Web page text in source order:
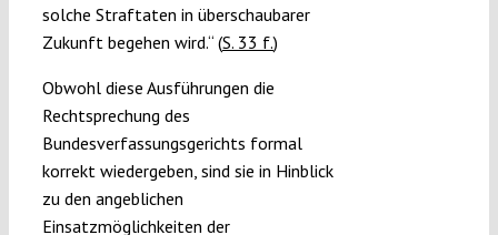
solche Straftaten in überschaubarer
Zukunft begehen wird.“ (S. 33 f.)
Obwohl diese Ausführungen die
Rechtsprechung des
Bundesverfassungsgerichts formal
korrekt wiedergeben, sind sie in Hinblick
zu den angeblichen
Einsatzmöglichkeiten der